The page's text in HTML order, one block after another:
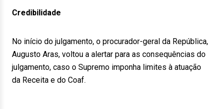
Credibilidade
No início do julgamento, o procurador-geral da República,
Augusto Aras, voltou a alertar para as consequências do
julgamento, caso o Supremo imponha limites à atuação
da Receita e do Coaf.